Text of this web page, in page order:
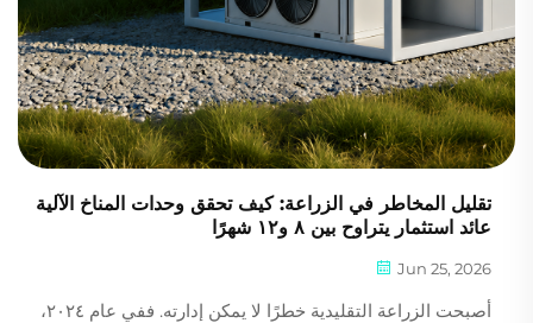
تقليل المخاطر في الزراعة: كيف تحقق وحدات المناخ الآلية
عائد استثمار يتراوح بين ٨ و١٢ شهرًا
Jun 25, 2026
أصبحت الزراعة التقليدية خطرًا لا يمكن إدارته. ففي عام ٢٠٢٤،